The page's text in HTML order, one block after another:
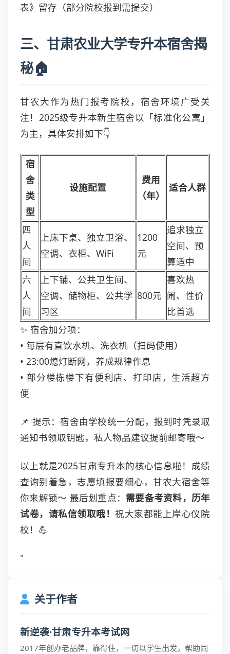
表》留存（部分院校报到需提交）
三、甘肃农业大学专升本宿舍揭
秘🏠
甘农大作为热门报考院校，宿舍环境广受关
注！2025级专升本新生宿舍以「标准化公寓」
为主，具体安排如下👇
宿
舍
类
型
设施配置
费用
（年）
适合人群
四
人
间
上床下桌、独立卫浴、
空调、衣柜、WiFi
1200
元
追求独立
空间、预
算适中
六
人
间
上下铺、公共卫生间、
空调、储物柜、公共学
习区
800元
喜欢热
闹、性价
比首选
✨ 宿舍加分项：
• 每层有直饮水机、洗衣机（扫码使用）
• 23:00熄灯断网，养成规律作息
• 部分楼栋楼下有便利店、打印店，生活超方
便
📌 提示：宿舍由学校统一分配，报到时凭录取
通知书领取钥匙，私人物品建议提前邮寄哦～
以上就是2025甘肃专升本的核心信息啦！成绩
查询别着急，志愿填报要细心，甘农大宿舍等
你来解锁～ 最后划重点： 需要备考资料，历年
试卷，请私信领取哦！祝大家都能上岸心仪院
校！💪
"
关于作者
新逆袭·甘肃专升本考试网
2017年创办老品牌，靠得住，一切以学生出发，帮助同